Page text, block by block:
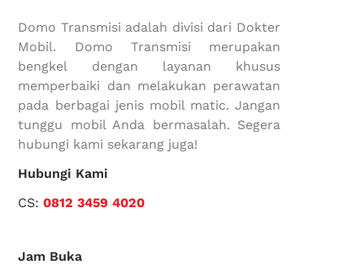
Domo Transmisi adalah divisi dari Dokter
Mobil. Domo Transmisi merupakan
bengkel dengan layanan khusus
memperbaiki dan melakukan perawatan
pada berbagai jenis mobil matic. Jangan
tunggu mobil Anda bermasalah. Segera
hubungi kami sekarang juga!
Hubungi Kami
CS:0812 3459 4020
Jam Buka